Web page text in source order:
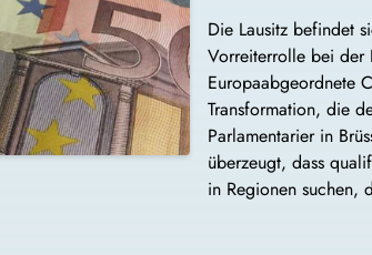
Die Lausitz befindet
Vorreiterrolle bei der
Europaabgeordnete
Transformation, die
Parlamentarier in
überzeugt, dass
in Regionen suchen,